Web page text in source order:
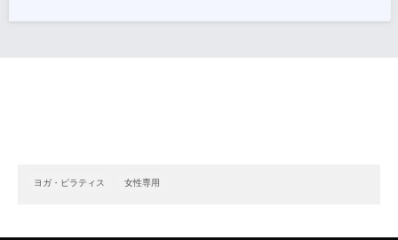
ヨガ・ピラティス 女性専用